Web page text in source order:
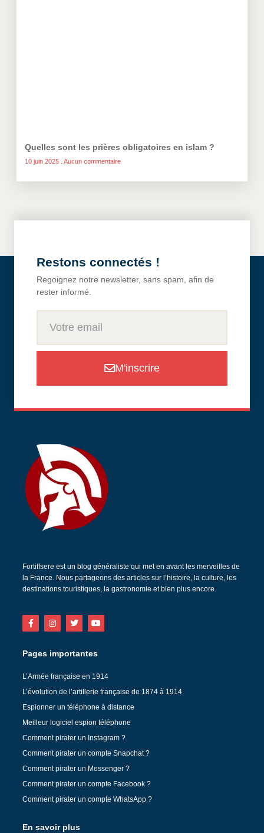
Quelles sont les prières obligatoires en islam ?
10 juin 2025 Aucun commentaire
Restons connectés !
Regoignez notre newsletter, sans spam, afin de
rester informé.
M'inscrire
Fortiffsere est un blog généraliste qui met en avant les merveilles de
la France. Nous partageons des articles sur l’histoire, la culture, les
destinations touristiques, la gastronomie et bien plus encore.
Pages importantes
L’Armée française en 1914
L’évolution de l’artillerie française de 1874 à 1914
Espionner un téléphone à distance
Meilleur logiciel espion téléphone
Comment pirater un Instagram ?
Comment pirater un compte Snapchat ?
Comment pirater un Messenger ?
Comment pirater un compte Facebook ?
Comment pirater un compte WhatsApp ?
En savoir plus